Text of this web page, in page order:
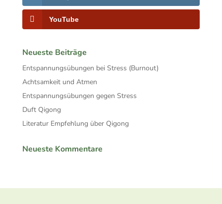
YouTube
Neueste Beiträge
Entspannungsübungen bei Stress (Burnout)
Achtsamkeit und Atmen
Entspannungsübungen gegen Stress
Duft Qigong
Literatur Empfehlung über Qigong
Neueste Kommentare
Twitter